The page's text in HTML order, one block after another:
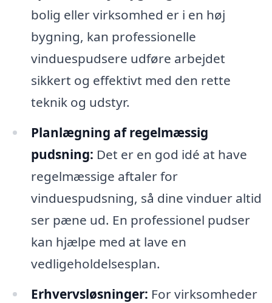
bolig eller virksomhed er i en høj
bygning, kan professionelle
vinduespudsere udføre arbejdet
sikkert og effektivt med den rette
teknik og udstyr.
Planlægning af regelmæssig
pudsning: Det er en god idé at have
regelmæssige aftaler for
vinduespudsning, så dine vinduer altid
ser pæne ud. En professionel pudser
kan hjælpe med at lave en
vedligeholdelsesplan.
Erhvervsløsninger: For virksomheder